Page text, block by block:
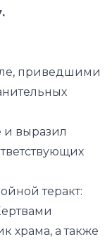
приведшими
и выразил
теракт:
храма, а также